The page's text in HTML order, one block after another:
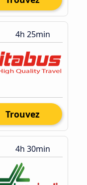
4h 25min
Trouvez
4h 30min